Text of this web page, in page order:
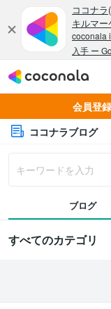
会員登
ココナラブログ
ブログ
すべてのカテゴリ